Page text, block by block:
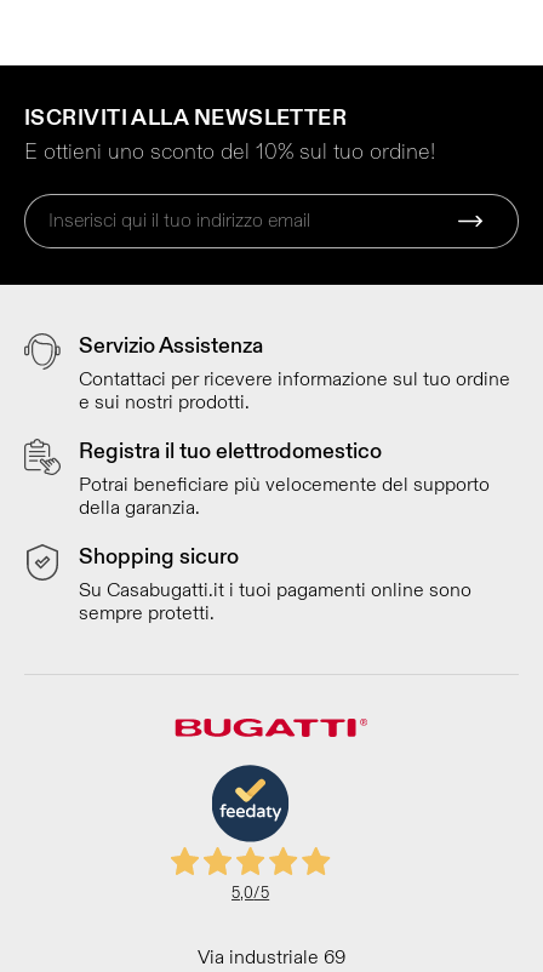
ISCRIVITI ALLA NEWSLETTER
E ottieni uno sconto del 10% sul tuo ordine!
Servizio Assistenza
Contattaci per ricevere informazione sul tuo ordine
e sui nostri prodotti.
Registra il tuo elettrodomestico
Potrai beneficiare più velocemente del supporto
della garanzia.
Shopping sicuro
Su Casabugatti.it i tuoi pagamenti online sono
sempre protetti.
5,0/5
Via industriale 69